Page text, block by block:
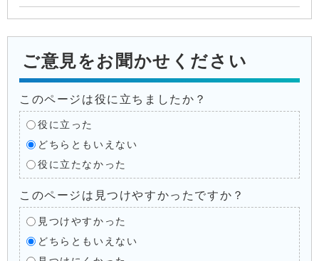
ご意見をお聞かせください
このページは役に立ちましたか？
役に立った
どちらともいえない
役に立たなかった
このページは見つけやすかったですか？
見つけやすかった
どちらともいえない